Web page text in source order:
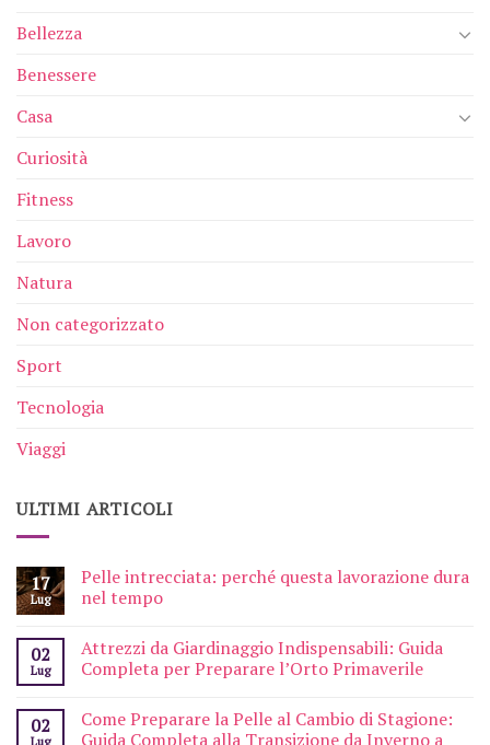
Bellezza
Benessere
Casa
Curiosità
Fitness
Lavoro
Natura
Non categorizzato
Sport
Tecnologia
Viaggi
ULTIMI ARTICOLI
17
Lug
Pelle intrecciata: perché questa lavorazione dura
nel tempo
02
Lug
Attrezzi da Giardinaggio Indispensabili: Guida
Completa per Preparare l’Orto Primaverile
02
Lug
Come Preparare la Pelle al Cambio di Stagione:
Guida Completa alla Transizione da Inverno a